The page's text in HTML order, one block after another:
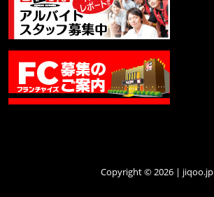
Copyright © 2026 | jiqoo.jp